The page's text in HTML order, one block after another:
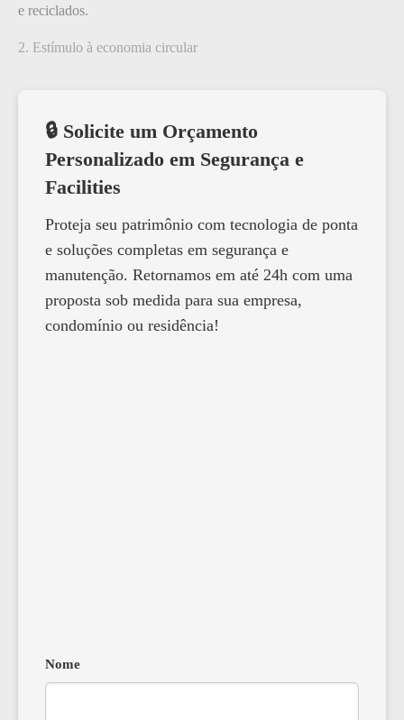
e reciclados.
2. Estímulo à economia circular
🔒 Solicite um Orçamento
Personalizado em Segurança e
Facilities
Proteja seu patrimônio com tecnologia de ponta
e soluções completas em segurança e
manutenção. Retornamos em até 24h com uma
proposta sob medida para sua empresa,
condomínio ou residência!
Nome